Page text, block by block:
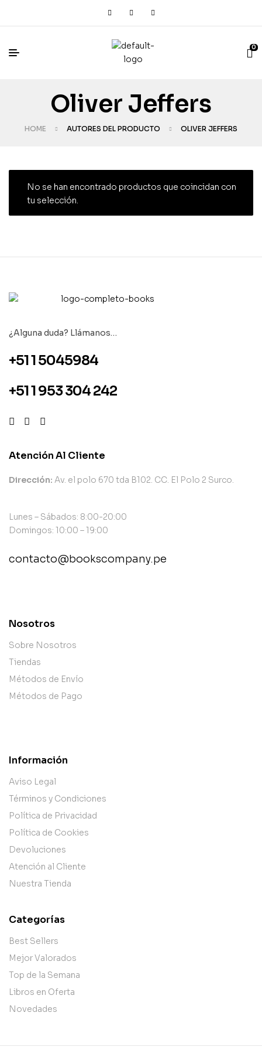
0
Oliver Jeffers
HOME AUTORES DEL PRODUCTO OLIVER JEFFERS
No se han encontrado productos que coincidan con
tu selección.
¿Alguna duda? Llámanos…
+51 1 5045984
+51 1 953 304 242
Atención Al Cliente
Dirección: Av. el polo 670 tda B102. CC. El Polo 2 Surco.
Lunes – Sábados: 8:00-20:00
Domingos: 10:00 – 19:00
contacto@bookscompany.pe
Nosotros
Sobre Nosotros
Tiendas
Métodos de Envío
Métodos de Pago
Información
Aviso Legal
Términos y Condiciones
Política de Privacidad
Política de Cookies
Devoluciones
Atención al Cliente
Nuestra Tienda
Categorías
Best Sellers
Mejor Valorados
Top de la Semana
Libros en Oferta
Novedades